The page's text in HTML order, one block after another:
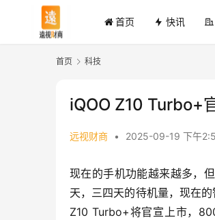
首页 快讯
首页 科技
iQOO Z10 Turbo+
远视财商 • 2025-09-19 下午
现在的手机功能越来越多，
天，三四天的待机量，现在
Z10 Turbo+将官宣上市，